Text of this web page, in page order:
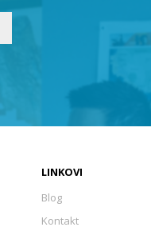
LINKOVI
Blog
Kontakt